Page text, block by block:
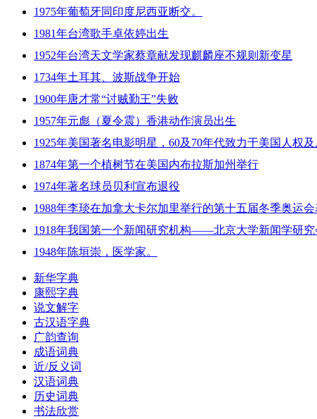
1975年葡萄牙同印度尼西亚断交。
1981年台湾歌手卓依婷出生
1952年台湾天文学家蔡章献发现麒麟座不规则新变星
1734年土耳其、波斯战争开始
1900年唐才常“讨贼勤王”失败
1957年元彪（夏令震）香港动作演员出生
1925年美国著名电影明星，60及70年代致力于美国人权
1874年第一个植树节在美国内布拉斯加州举行
1974年著名球员贝利宣布退役
1988年李琰在加拿大卡尔加里举行的第十五届冬季奥运
1918年我国第一个新闻研究机构——北京大学新闻学研究
1948年陈垣崇，医学家。
新华字典
康熙字典
说文解字
古汉语字典
广韵查询
成语词典
近/反义词
汉语词典
历史词典
书法欣赏